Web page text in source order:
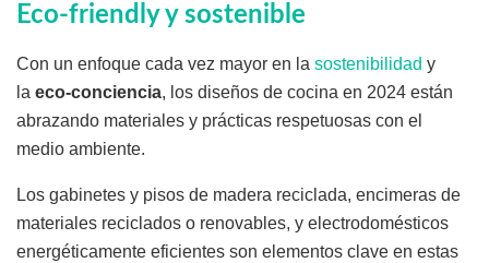
Eco-friendly y sostenible
Con un enfoque cada vez mayor en la sostenibilidad y
la eco-conciencia, los diseños de cocina en 2024 están
abrazando materiales y prácticas respetuosas con el
medio ambiente.
Los gabinetes y pisos de madera reciclada, encimeras de
materiales reciclados o renovables, y electrodomésticos
energéticamente eficientes son elementos clave en estas